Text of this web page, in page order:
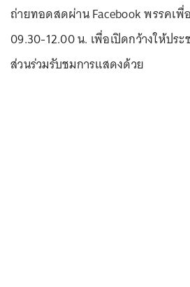
ถ่ายทอดสดผ่าน Facebook พรรคเพื่
09.30-12.00 น. เพื่อเปิดกว้างให้ปร
ส่วนร่วมรับชมการแสดงด้วย